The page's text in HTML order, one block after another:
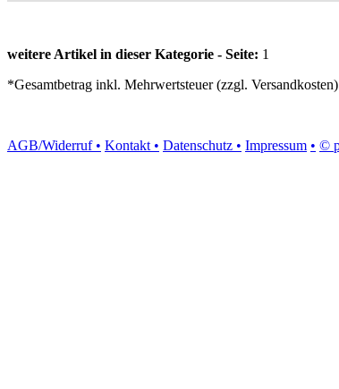
weitere Artikel in dieser Kategorie - Seite: 1
*Gesamtbetrag inkl. Mehrwertsteuer (zzgl.
AGB/Widerruf • Kontakt • Datenschutz • Impressum • ©